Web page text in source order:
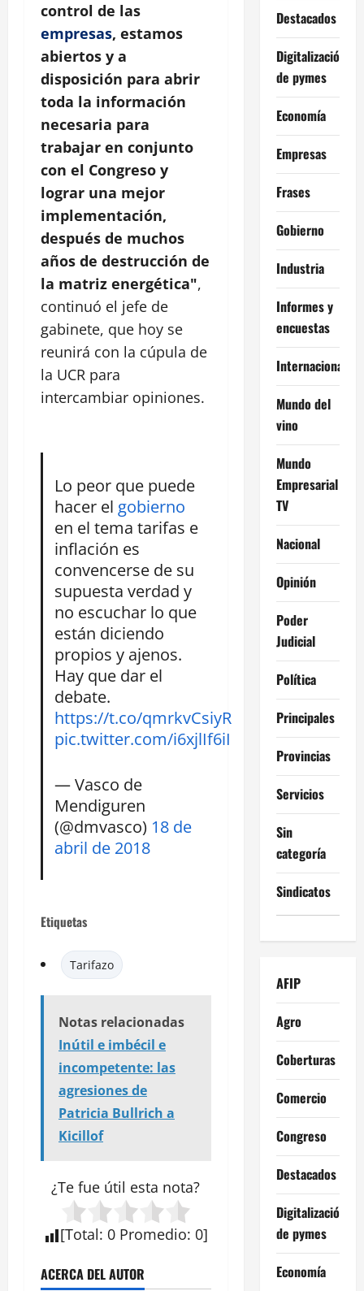
control de las
empresas, estamos
abiertos y a
disposición para abrir
toda la información
necesaria para
trabajar en conjunto
con el Congreso y
lograr una mejor
implementación,
después de muchos
años de destrucción de
la matriz energética",
continuó el jefe de
gabinete, que hoy se
reunirá con la cúpula de
la UCR para
intercambiar opiniones.
Lo peor que puede
hacer el gobierno
en el tema tarifas e
inflación es
convencerse de su
supuesta verdad y
no escuchar lo que
están diciendo
propios y ajenos.
Hay que dar el
debate.
https://t.co/qmrkvCsiyR
pic.twitter.com/i6xjlIf6iI
— Vasco de
Mendiguren
(@dmvasco) 18 de
abril de 2018
Etiquetas
Tarifazo
Notas relacionadas
Inútil e imbécil e
incompetente: las
agresiones de
Patricia Bullrich a
Kicillof
¿Te fue útil esta nota?
[Total: 0 Promedio: 0]
ACERCA DEL AUTOR
Destacados
Digitalización
de pymes
Economía
Empresas
Frases
Gobierno
Industria
Informes y
encuestas
Internacional
Mundo del
vino
Mundo
Empresarial
TV
Nacional
Opinión
Poder
Judicial
Política
Principales
Provincias
Servicios
Sin
categoría
Sindicatos
AFIP
Agro
Coberturas
Comercio
Congreso
Destacados
Digitalización
de pymes
Economía